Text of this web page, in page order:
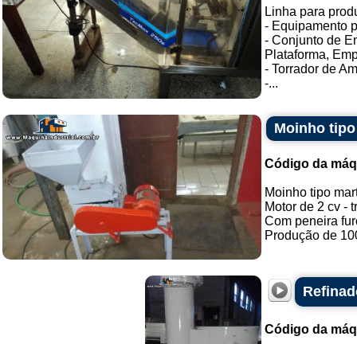
Linha para
- Equipamento
- Conjunto de
Plataforma,
- Torrador de
-...
Moinho
Código da
Moinho tipo
Motor de 2 cv -
Com peneira
Produção de
Código da